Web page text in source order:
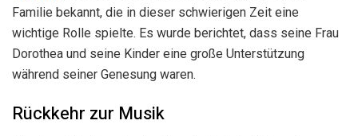
Familie bekannt, die in dieser schwierigen Zeit eine
wichtige Rolle spielte. Es wurde berichtet, dass seine Frau
Dorothea und seine Kinder eine große Unterstützung
während seiner Genesung waren.
Rückkehr zur Musik